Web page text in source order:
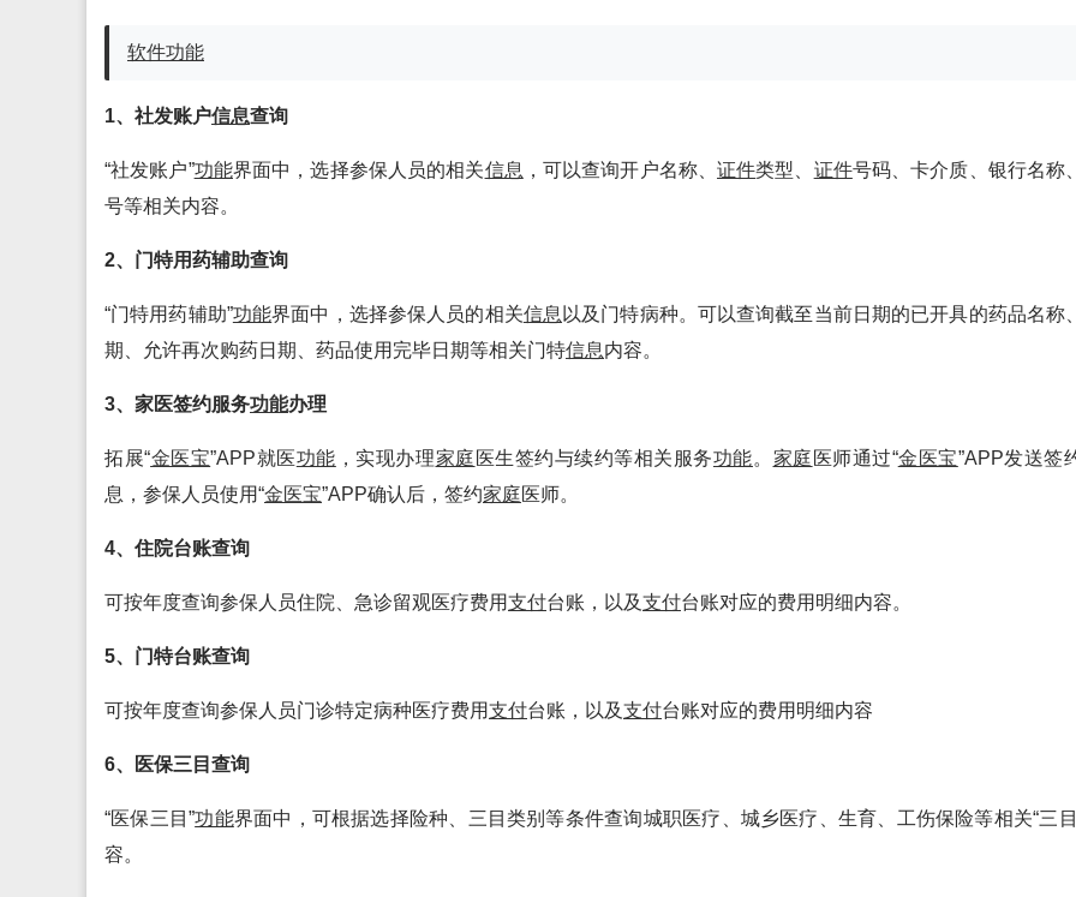
软件功能
1、社发账户信息查询
“社发账户”功能界面中，选择参保人员的相关信息 ，可以查询开户名称、 证件类型、 证件号码、卡介质、银行名称
号等相关内容。
2、门特用药辅助查询
“门特用药辅助”功能界面中，选择参保人员的相关信息 以及门特病种。可以查询截至当前日期的已开具的药品名称
期、允许再次购药日期、药品使用完毕日期等相关门特信息内容。
3、家医签约服务功能办理
拓展“金医宝”APP就医功能 ，实现办理家庭 医生签约与续约等相关服务功能。 家庭 医师通过“金医宝”APP发送签
息，参保人员使用“金医宝”APP确认后，签约家庭医师。
4、住院台账查询
可按年度查询参保人员住院、急诊留观医疗费用支付台账，以及支付台账对应的费用明细内容。
5、门特台账查询
可按年度查询参保人员门诊特定病种医疗费用支付台账，以及支付台账对应的费用明细内容
6、医保三目查询
“医保三目”功能界面中，可根据选择险种、三目类别等条件查询城职医疗、城乡医疗、生育、工伤保险等相关“三
容。